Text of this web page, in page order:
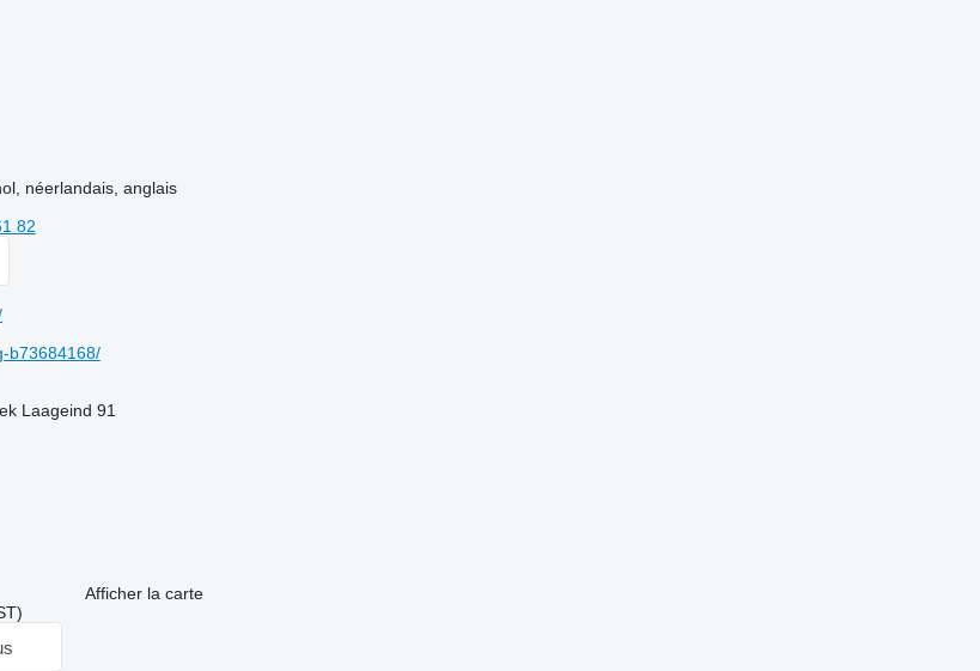
néerlandais, anglais
82
b73684168/
Laageind 91
Afficher la carte